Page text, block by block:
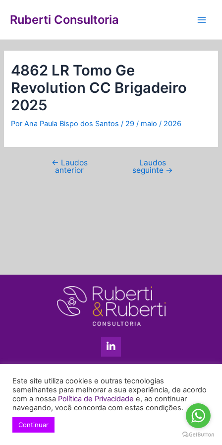
para
conteúdo
Ruberti Consultoria
4862 LR Tomo Ge
Revolution CC Brigadeiro
2025
PorAna Paula Bispo dos Santos/ 29 / maio / 2026
de
← Laudos
anterior
Laudos
seguinte →
L
i
n
e
d
i
n
+55 11 99655-6439
enyruberti@ruberticonsultoria.com.br
Este site utiliza cookies e outras tecnologias
semelhantes para melhorar a sua experiência, de acordo
com a nossa Política de Privacidade e, ao continuar
navegando, você concorda com estas condições.
Continuar